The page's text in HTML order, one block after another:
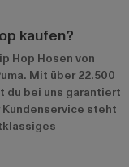
kaufen?
Hop Hosen von
. Mit über 22.500
du bei uns garantiert
steht